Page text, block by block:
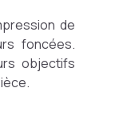
de
foncées.
objectifs